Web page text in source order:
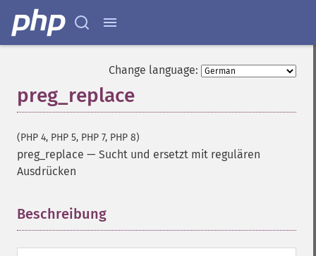
Change language:
preg_replace
(PHP 4, PHP 5, PHP 7, PHP 8)
preg_replace — Sucht und ersetzt mit regulären
Ausdrücken
Beschreibung